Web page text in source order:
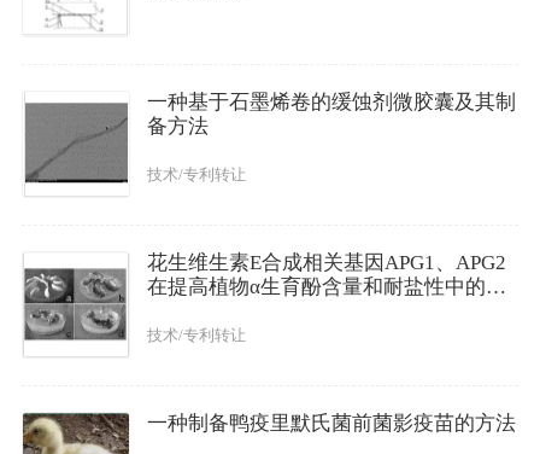
一种基于石墨烯卷的缓蚀剂微胶囊及其制
备方法
技术/专利转让
花生维生素E合成相关基因APG1、APG2
在提高植物α生育酚含量和耐盐性中的应
技术/专利转让
一种制备鸭疫里默氏菌前菌影疫苗的方法